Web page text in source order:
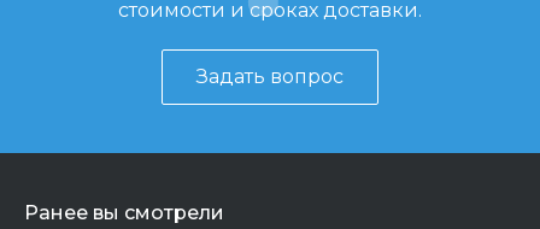
стоимости и сроках доставки.
Задать вопрос
Ранее вы смотрели